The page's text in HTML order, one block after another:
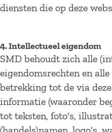
diensten die op deze
4. Intellectueel eigendom
SMD behoudt zich alle
eigendomsrechten en
betrekking tot de via
informatie (waaronder
tot teksten, foto's,